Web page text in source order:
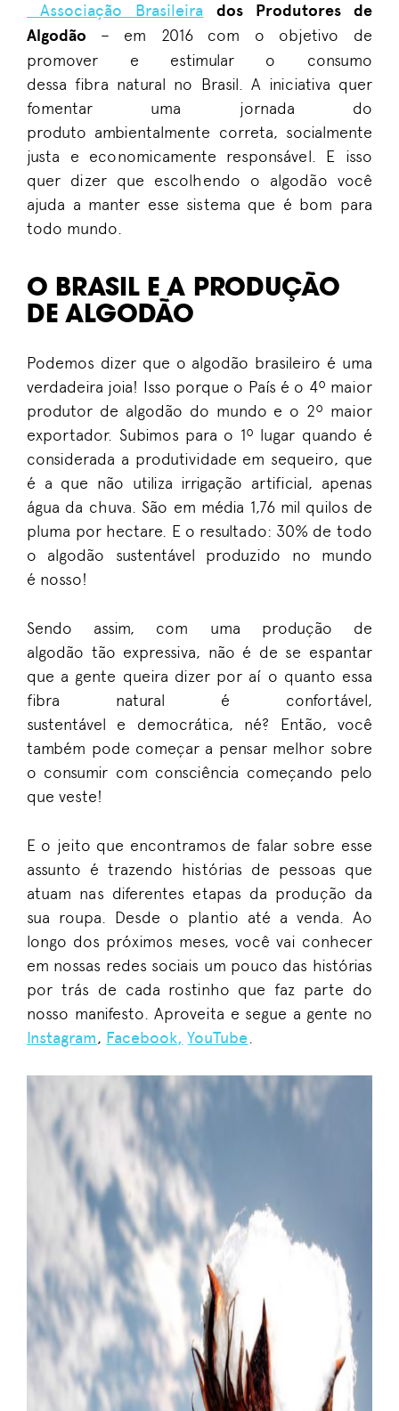
Associação Brasileira dos Produtores de
Algodão – em 2016 com o objetivo de
promover e estimular o consumo
dessa fibra natural no Brasil. A iniciativa quer
fomentar uma jornada do
produto ambientalmente correta, socialmente
justa e economicamente responsável. E isso
quer dizer que escolhendo o algodão você
ajuda a manter esse sistema que é bom para
todo mundo
O BRASIL E A PRODUÇÃO
DE ALGODÃO
Podemos dizer que o algodão brasileiro é uma
verdadeira joia! Isso porque o País é o 4º maior
produtor de algodão do mundo e o 2º maior
exportador. Subimos para o 1º lugar quando é
considerada a produtividade em sequeiro, que
é a que não utiliza irrigação artificial, apenas
água da chuva. São em média 1,76 mil quilos de
pluma por hectare. E o resultado: 30% de todo
o algodão sustentável produzido no mundo
é nosso!
Sendo assim, com uma produção de
algodão tão expressiva, não é de se espantar
que a gente queira dizer por aí o quanto essa
fibra natural é confortável,
sustentável e democrática, né? Então, você
também pode começar a pensar melhor sobre
o consumir com consciência começando pelo
que veste!
E o jeito que encontramos de falar sobre esse
assunto é trazendo histórias de pessoas que
atuam nas diferentes etapas da produção da
sua roupa. Desde o plantio até a venda. Ao
longo dos próximos meses, você vai conhecer
em nossas redes sociais um pouco das histórias
por trás de cada rostinho que faz parte do
nosso manifesto. Aproveita e segue a gente no
Instagram, Facebook, YouTube